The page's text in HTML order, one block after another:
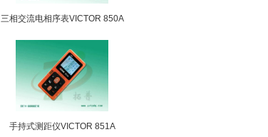
三相交流电相序表VICTOR 850A
手持式测距仪VICTOR 851A